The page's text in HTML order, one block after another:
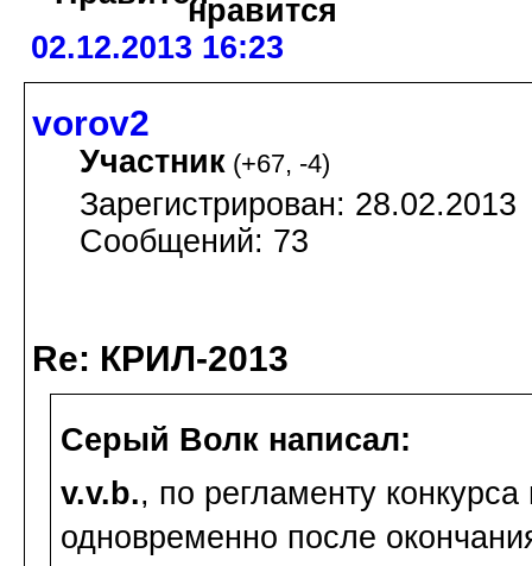
02.12.2013 16:23
vorov2
Участник (+67, -4)
Зарегистрирован: 28.02.2013
Сообщений: 73
Re: КРИЛ-2013
Серый Волк написал:
v.v.b., по регламенту
одновременно после